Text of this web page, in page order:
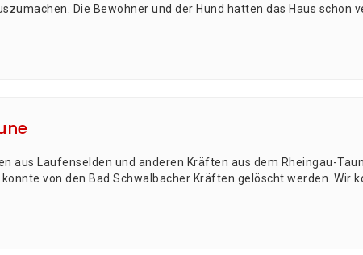
Die Bewoh­ner und der Hund hat­ten das Haus schon
aus Lau­fen­sel­den und ande­ren Kräf­ten aus dem Rhein­gau-
von den Bad Schwal­ba­cher Kräf­ten gelöscht wer­den. Wir